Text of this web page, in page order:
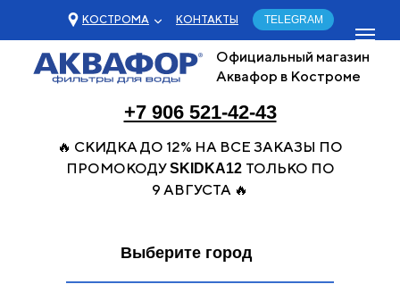
+7 906 521-42-43
КОСТРОМА
Официальный магазин
Аквафор в Костроме
🔥 СКИДКА ДО 12% НА ВСЕ ЗАКАЗЫ ПО
ПРОМОКОДУSKIDKA12 ТОЛЬКО ПО
9 АВГУСТА 🔥
КОНТАКТЫ TELEGRAM
Выберите город